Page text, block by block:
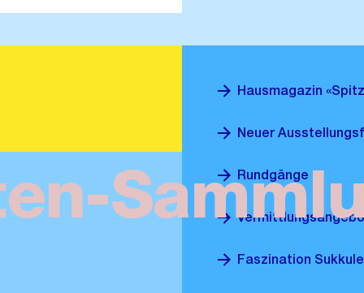
Hausmagazin
Neuer
Rundgänge
Faszination